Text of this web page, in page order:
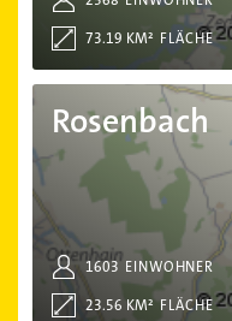
FLÄCHE
73.19 KM²
Rosenbach
EINWOHNER
1603
FLÄCHE
23.56 KM²
Rosenbach